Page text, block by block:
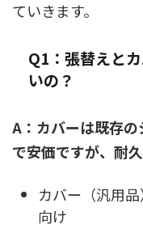
ていきます。
Q1：張替えと
いの？
A：カバーは既存
で安価ですが、耐
カバー（汎用
向け